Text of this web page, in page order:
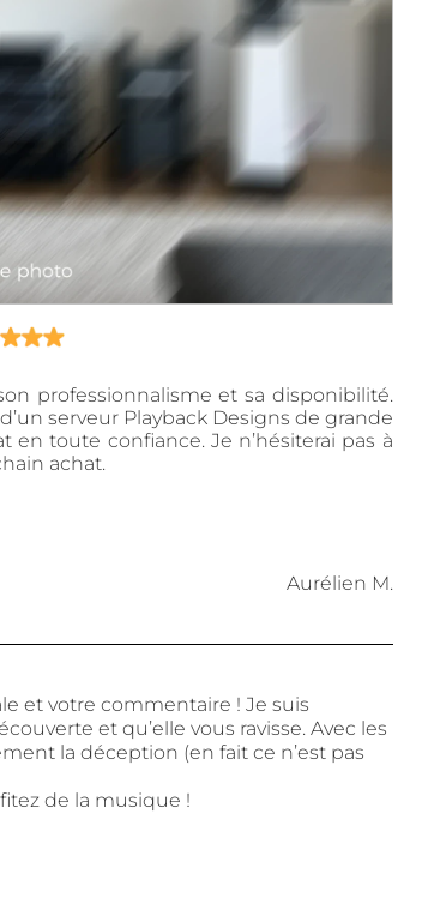
professionnalisme et sa disponibilité.
serveur Playback Designs de grande
en toute confiance. Je n’hésiterai pas à
achat.
Aurélien M.
et votre commentaire ! Je suis
et qu’elle vous ravisse. Avec les
la déception (en fait ce n’est pas
de la musique !